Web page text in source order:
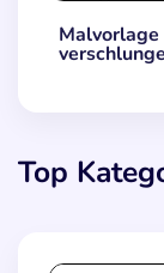
Malvorlage
Top